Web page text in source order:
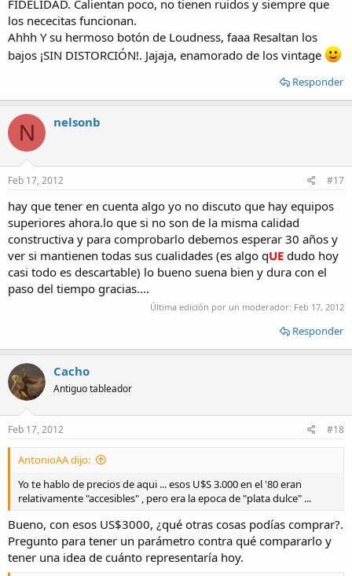
FIDELIDAD. Calientan poco, no tienen ruidos y siempre que
los nececitas funcionan.
Ahhh Y su hermoso botón de Loudness, faaa Resaltan los
bajos ¡SIN DISTORCIÓN!. Jajaja, enamorado de los vintage
Responder
N nelsonb
Feb 17, 2012 #17
hay que tener en cuenta algo yo no discuto que hay equipos
superiores ahora.lo que si no son de la misma calidad
constructiva y para comprobarlo debemos esperar 30 años y
ver si mantienen todas sus cualidades (es algo qUE dudo hoy
casi todo es descartable) lo bueno suena bien y dura con el
paso del tiempo gracias....
Última edición por un moderador: Feb 17, 2012
Responder
Cacho
Antiguo tableador
Feb 17, 2012 #18
AntonioAA dijo:
Yo te hablo de precios de aqui ... esos U$S 3.000 en el '80 eran
relativamente "accesibles" , pero era la epoca de "plata dulce" ...
Bueno, con esos US$3000, ¿qué otras cosas podías comprar?.
Pregunto para tener un parámetro contra qué compararlo y
tener una idea de cuánto representaría hoy.